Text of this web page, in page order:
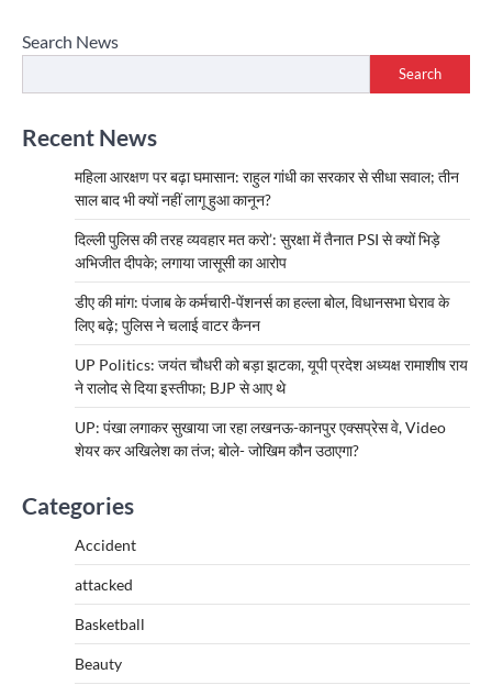
Search News
Search
Recent News
महिला आरक्षण पर बढ़ा घमासान: राहुल गांधी का सरकार से सीधा सवाल; तीन
साल बाद भी क्यों नहीं लागू हुआ कानून?
दिल्ली पुलिस की तरह व्यवहार मत करो’: सुरक्षा में तैनात PSI से क्यों भिड़े
अभिजीत दीपके; लगाया जासूसी का आरोप
डीए की मांग: पंजाब के कर्मचारी-पेंशनर्स का हल्ला बोल, विधानसभा घेराव के
लिए बढ़े; पुलिस ने चलाई वाटर कैनन
UP Politics: जयंत चौधरी को बड़ा झटका, यूपी प्रदेश अध्यक्ष रामाशीष राय
ने रालोद से दिया इस्तीफा; BJP से आए थे
UP: पंखा लगाकर सुखाया जा रहा लखनऊ-कानपुर एक्सप्रेस वे, Video
शेयर कर अखिलेश का तंज; बोले- जोखिम कौन उठाएगा?
Categories
Accident
attacked
Basketball
Beauty